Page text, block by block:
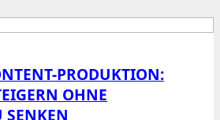
PRODUKTION:
OHNE
SENKEN